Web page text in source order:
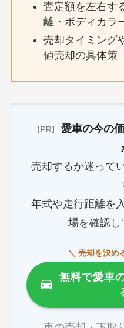
査定額を左右す
離・ボディカラ
売却タイミング
値売却の具体策
【PR】
愛車の今の
売却するか迷って
年式や走行距離を
場を確認し
＼ 売却を決め
無料で愛車